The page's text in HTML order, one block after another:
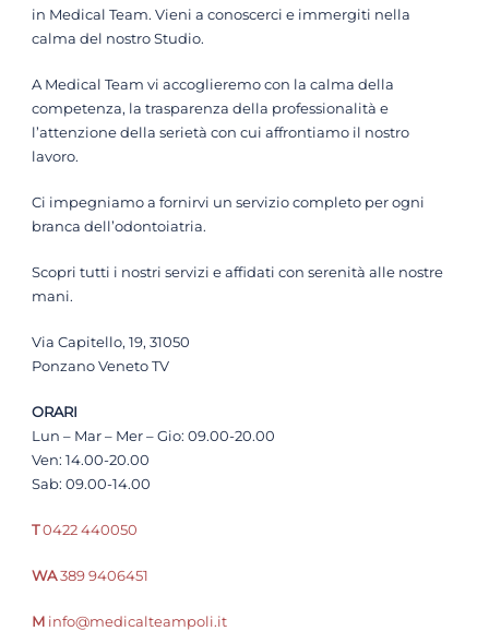
in Medical Team. Vieni a conoscerci e immergiti nella
calma del nostro Studio.
A Medical Team vi accoglieremo con la calma della
competenza, la trasparenza della professionalità e
l’attenzione della serietà con cui affrontiamo il nostro
lavoro.
Ci impegniamo a fornirvi un servizio completo per ogni
branca dell’odontoiatria.
Scopri tutti i nostri servizi e affidati con serenità alle nostre
mani.
Via Capitello, 19, 31050
Ponzano Veneto TV
ORARI
Lun – Mar – Mer – Gio: 09.00-20.00
Ven: 14.00-20.00
Sab: 09.00-14.00
T0422 440050
WA389 9406451
M info@medicalteampoli.it